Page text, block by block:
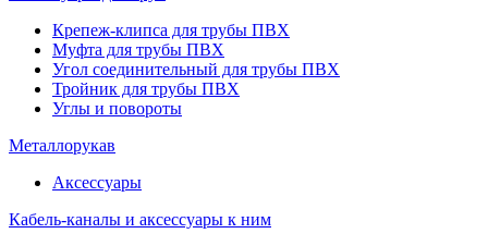
Крепеж-клипса для трубы ПВХ
Муфта для трубы ПВХ
Угол соединительный для трубы ПВХ
Тройник для трубы ПВХ
Углы и повороты
Металлорукав
Аксессуары
Кабель-каналы и аксессуары к ним